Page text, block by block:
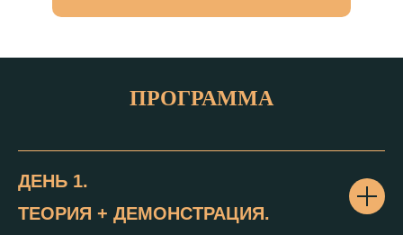
ПРОГРАММА
ДЕНЬ 1.
ТЕОРИЯ + ДЕМОНСТРАЦИЯ.